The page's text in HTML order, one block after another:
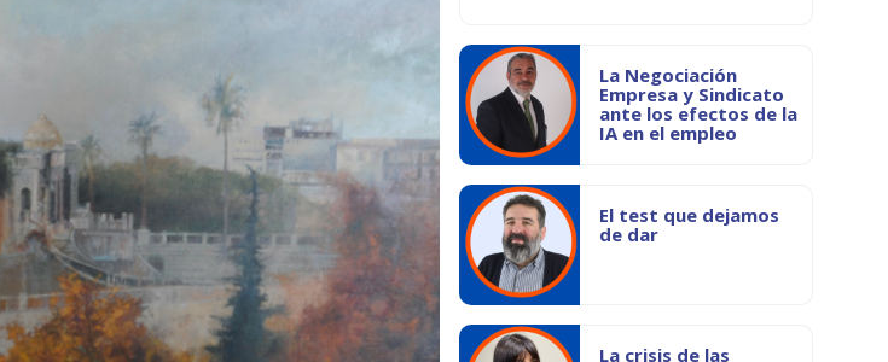
La Negociación
Empresa y Sindicato
ante los efectos de la
IA en el empleo
El test que dejamos
de dar
La crisis de las